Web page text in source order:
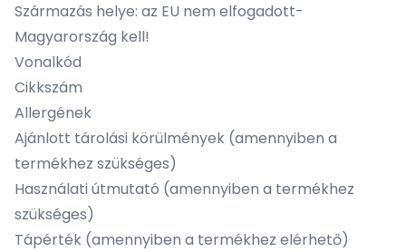
Származás helye: az EU nem elfogadott-
Magyarország kell!
Vonalkód
Cikkszám
Allergének
Ajánlott tárolási körülmények (amennyiben a
termékhez szükséges)
Használati útmutató (amennyiben a termékhez
szükséges)
Tápérték (amennyiben a termékhez elérhető)